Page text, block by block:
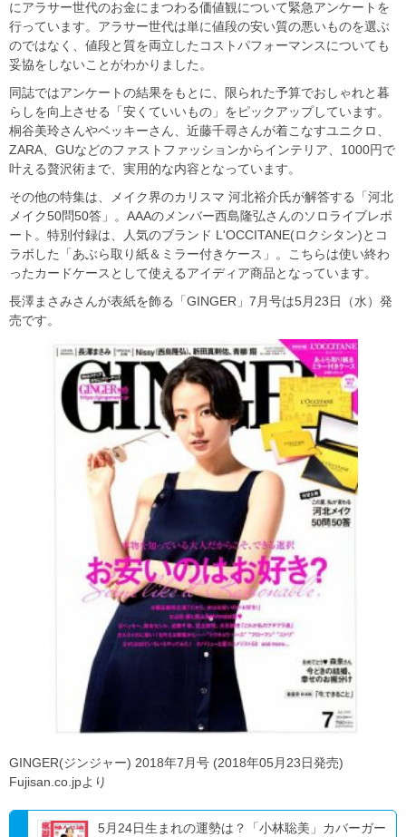
にアラサー世代のお金にまつわる価値観について緊急アンケートを
行っています。アラサー世代は単に値段の安い質の悪いものを選ぶ
のではなく、値段と質を両立したコストパフォーマンスについても
妥協をしないことがわかりました。
同誌ではアンケートの結果をもとに、限られた予算でおしゃれと暮
らしを向上させる「安くていいもの」をピックアップしています。
桐谷美玲さんやベッキーさん、近藤千尋さんが着こなすユニクロ、
ZARA、GUなどのファストファッションからインテリア、1000円で
叶える贅沢術まで、実用的な内容となっています。
その他の特集は、メイク界のカリスマ 河北裕介氏が解答する「河北
メイク50問50答」。AAAのメンバー西島隆弘さんのソロライブレポ
ート。特別付録は、人気のブランド L'OCCITANE(ロクシタン)とコ
ラボした「あぶら取り紙＆ミラー付きケース」。こちらは使い終わ
ったカードケースとして使えるアイディア商品となっています。
長澤まさみさんが表紙を飾る「GINGER」7月号は5月23日（水）発
売です。
GINGER(ジンジャー) 2018年7月号 (2018年05月23日発売)
Fujisan.co.jpより
5月24日生まれの運勢は？「小林聡美」カバーガー